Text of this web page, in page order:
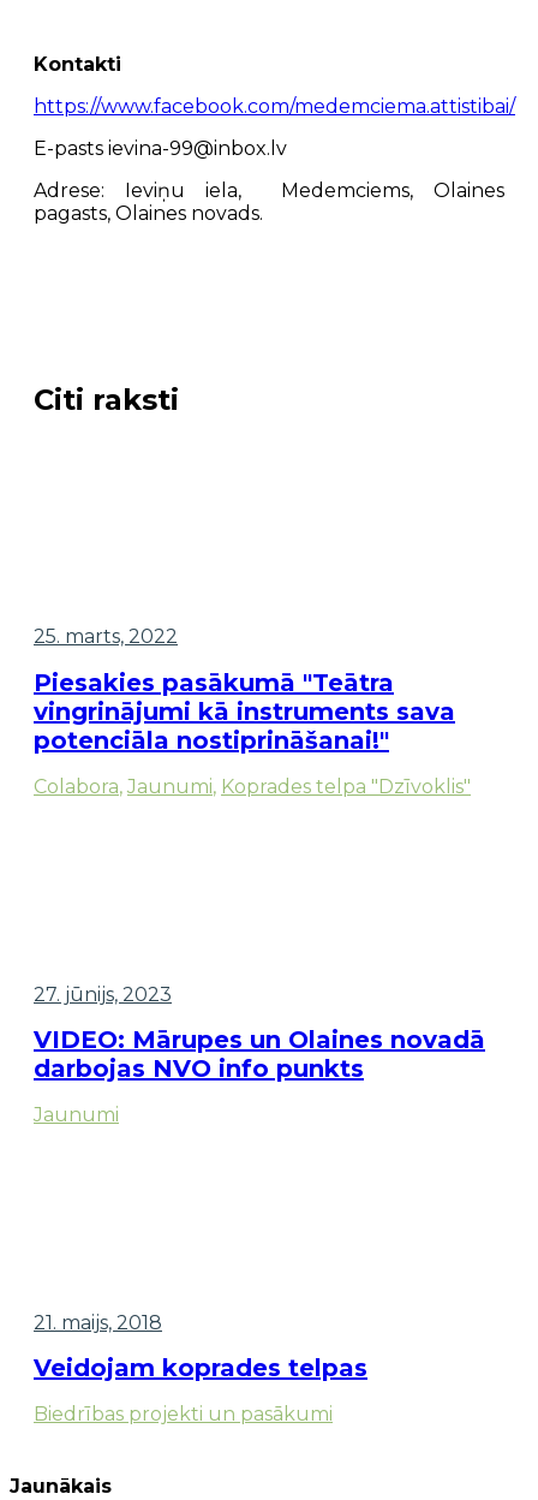
Kontakti
https://www.facebook.com/medemciema.attistibai/
E-pasts ievina-99@inbox.lv
Adrese: Ieviņu iela, Medemciems, Olaines
pagasts, Olaines novads.
Citi raksti
25. marts, 2022
Piesakies pasākumā "Teātra
vingrinājumi kā instruments sava
potenciāla nostiprināšanai!"
Colabora, Jaunumi, Koprades telpa "Dzīvoklis"
27. jūnijs, 2023
VIDEO: Mārupes un Olaines novadā
darbojas NVO info punkts
Jaunumi
21. maijs, 2018
Veidojam koprades telpas
Biedrības projekti un pasākumi
Jaunākais